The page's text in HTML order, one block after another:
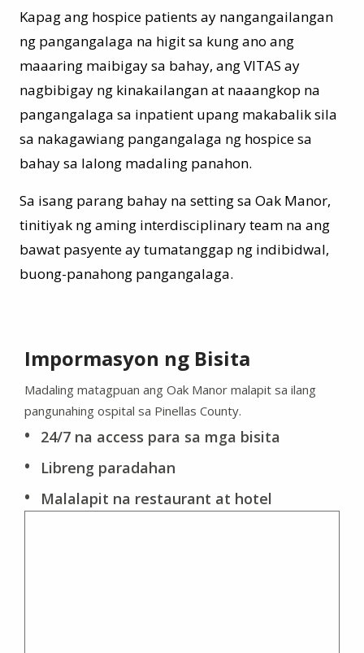
Kapag ang hospice patients ay nangangailangan
ng pangangalaga na higit sa kung ano ang
maaaring maibigay sa bahay, ang VITAS ay
nagbibigay ng kinakailangan at naaangkop na
pangangalaga sa inpatient upang makabalik sila
sa nakagawiang pangangalaga ng hospice sa
bahay sa lalong madaling panahon.
Sa isang parang bahay na setting sa Oak Manor,
tinitiyak ng aming interdisciplinary team na ang
bawat pasyente ay tumatanggap ng indibidwal,
buong-panahong pangangalaga.
Impormasyon ng Bisita
Madaling matagpuan ang Oak Manor malapit sa ilang
pangunahing ospital sa Pinellas County.
24/7 na access para sa mga bisita
Libreng paradahan
Malalapit na restaurant at hotel